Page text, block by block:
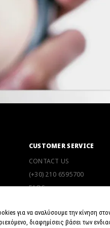
CUSTOMER SERVICE
CONTACT US
(+30) 210 6595700
FAQS
RETURN POLICY
5 REASONS TO SHOP
για να αναλύσουμε την κίνηση
διαφημίσεις βάσει των